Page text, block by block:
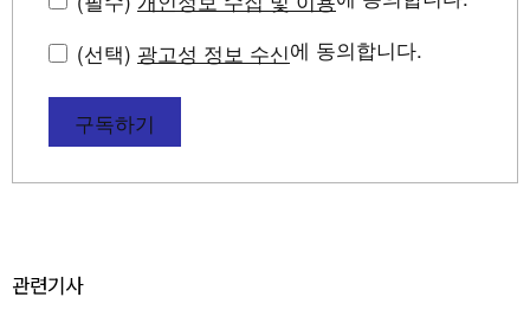
(선택) 광고성 정보 수신에 동의합니다.
구독하기
관련기사